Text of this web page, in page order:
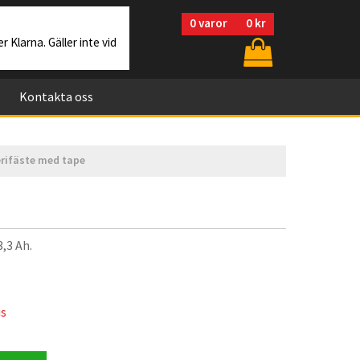
0varor
0 kr
Klarna. Gäller inte vid
Kontakta oss
med tape
Ah.